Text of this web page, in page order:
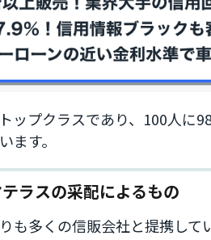
ップクラスであり、100人に
ます。
ラスの采配によるもの
も多くの信販会社と提携して